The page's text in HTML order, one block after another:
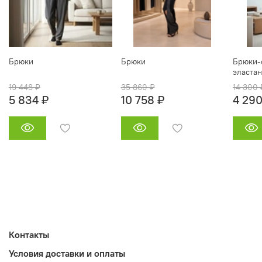
Брюки
19 448 ₽
5 834 ₽
Брюки
35 860 ₽
10 758 ₽
14 300
4
Контакты
Условия доставки и оплаты